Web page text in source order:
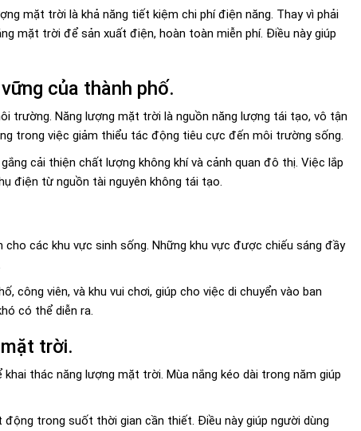
mặt trời là khả năng tiết kiệm chi phí điện năng. Thay vì phải
mặt trời để sản xuất điện, hoàn toàn miễn phí. Điều này giúp
của thành phố.
trường. Năng lượng mặt trời là nguồn năng lượng tái tạo, vô tận
trong việc giảm thiểu tác động tiêu cực đến môi trường sống.
cải thiện chất lượng không khí và cảnh quan đô thị. Việc lắp
điện từ nguồn tài nguyên không tái tạo.
các khu vực sinh sống. Những khu vực được chiếu sáng đầy
viên, và khu vui chơi, giúp cho việc di chuyển vào ban
có thể diễn ra.
trời.
thác năng lượng mặt trời. Mùa nắng kéo dài trong năm giúp
trong suốt thời gian cần thiết. Điều này giúp người dùng